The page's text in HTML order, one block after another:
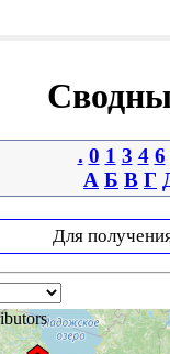
. 0 1 3 4 6
А Б В Г
Для